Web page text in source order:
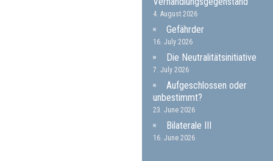
4. August 2026
Gefährder
16. July 2026
Die Neutralitätsinitiative
7. July 2026
Aufgeschlossen oder
unbestimmt?
23. June 2026
Bilaterale III
16. June 2026